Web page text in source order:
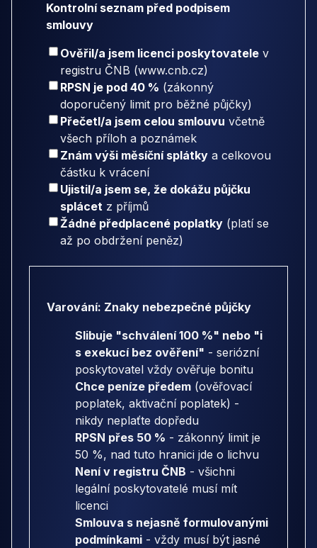
Kontrolní seznam před podpisem
smlouvy
Ověřil/a jsem licenci poskytovatele v
registru ČNB (www.cnb.cz)
RPSN je pod 40 % (zákonný
doporučený limit pro běžné půjčky)
Přečetl/a jsem celou smlouvu včetně
všech příloh a poznámek
Znám výši měsíční splátky a celkovou
částku k vrácení
Ujistil/a jsem se, že dokážu půjčku
splácet z příjmů
Žádné předplacené poplatky (platí se
až po obdržení peněz)
Varování: Znaky nebezpečné půjčky
Slibuje "schválení 100 %" nebo "i
s exekucí bez ověření" - seriózní
poskytovatel vždy ověřuje bonitu
Chce peníze předem (ověřovací
poplatek, aktivační poplatek) -
nikdy neplaťte dopředu
RPSN přes 50 % - zákonný limit je
50 %, nad tuto hranici jde o lichvu
Není v registru ČNB - všichni
legální poskytovatelé musí mít
licenci
Smlouva s nejasně formulovanými
podmínkami - vždy musí být jasné